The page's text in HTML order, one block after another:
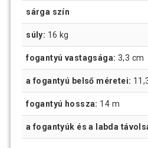
sárga szín
súly: 16 kg
fogantyú vastagsága: 3,3 cm
a fogantyú belső méretei:
fogantyú hossza: 14 m
a fogantyúk és a labda